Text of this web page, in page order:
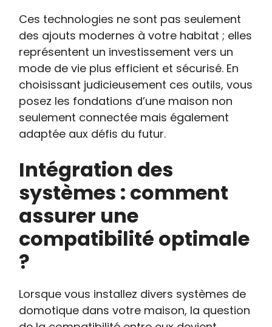
Ces technologies ne sont pas seulement
des ajouts modernes à votre habitat ; elles
représentent un investissement vers un
mode de vie plus efficient et sécurisé. En
choisissant judicieusement ces outils, vous
posez les fondations d’une maison non
seulement connectée mais également
adaptée aux défis du futur.
Intégration des
systèmes : comment
assurer une
compatibilité optimale
?
Lorsque vous installez divers systèmes de
domotique dans votre maison, la question